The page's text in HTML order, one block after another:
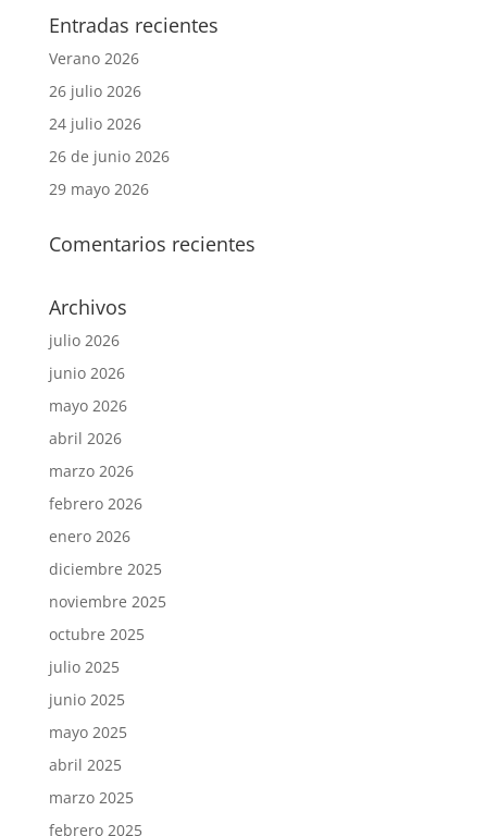
Entradas recientes
Verano 2026
26 julio 2026
24 julio 2026
26 de junio 2026
29 mayo 2026
Comentarios recientes
Archivos
julio 2026
junio 2026
mayo 2026
abril 2026
marzo 2026
febrero 2026
enero 2026
diciembre 2025
noviembre 2025
octubre 2025
julio 2025
junio 2025
mayo 2025
abril 2025
marzo 2025
febrero 2025